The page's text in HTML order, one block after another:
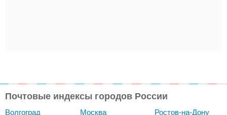
Почтовые индексы городов России
Волгоград Москва Ростов-на-Дону